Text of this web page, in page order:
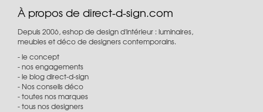
À propos de direct-d-sign.com
Depuis 2006, eshop de design d'intérieur : luminaires,
meubles et déco de designers contemporains.
le concept
nos engagements
le blog direct-d-sign
Nos conseils déco
toutes nos marques
tous nos designers